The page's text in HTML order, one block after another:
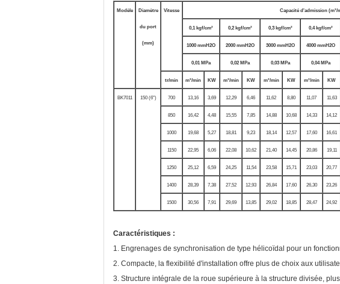
Modèle Diamètre
du port
(mm)
Vitesse Capacité d'admission
0,1 kgf/cm² 0,2 kgf/cm² 0,3 kgf/cm² 0,4 kgf/cm²
1000 mmH2O 2000 mmH2O 3000 mmH2O 4000 mmH2O
0,01 MPa 0,02 MPa 0,03 MPa 0,04 MPa
tr/min m³/min KW m³/min KW m³/min KW m³/min KW
BK7011 150 (6") 700 13,16 3,69 12,29 6,46 11,62 8,80 11,07 11,63
850 16,42 4,48 15,55 7,85 14,88 10,68 14,33 14,12
1000 19,68 5,27 18,81 9,23 18,14 12,57 17,60 16,61
1150 22,95 6,06 22,08 10,62 21,40 14,45 20,86 19,11
1250 25,12 6,59 24,25 11,54 23,58 15,71 23,03 20,77
1400 28,39 7,38 27,52 12,93 26,84 17,60 26,30 23,26
1500 30,56 7,91 29,69 13,85 29,02 18,85 28,47 24,92
Caractéristiques :
1. Engrenages de synchronisation de type hélicoïdal pour un
2. Compacte, la flexibilité d'installation offre plus de choix aux
3. Structure intégrale de la roue supérieure à la structure divisée,